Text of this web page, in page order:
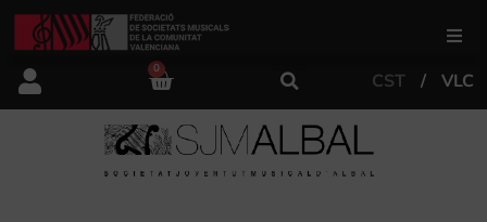
FSMCV
Àrea de gestió
0
CST VLC